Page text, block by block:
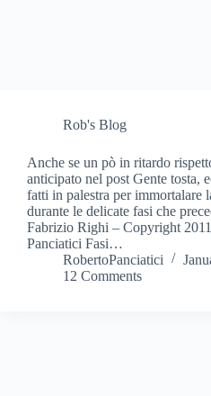
Rob's Blog
Anche se un pò in ritardo
anticipato nel post Gente tosta,
fatti in palestra per immortalare
durante le delicate fasi che
Fabrizio Righi – Copyright
Panciatici Fasi…
RobertoPanciatici
12 Comments